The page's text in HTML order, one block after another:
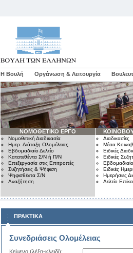
Η Βουλή Οργάνωση & Λειτουργία
ΝΟΜΟΘΕΤΙΚΟ ΕΡΓΟ
Νομοθετική Διαδικασία
Ημερ. Διάταξη Ολομέλειας
Εβδομαδιαίο Δελτίο
Κατατεθέντα Σ/Ν ή Π/Ν
Επεξεργασία στις Επιτροπές
Συζητήσεις & Ψήφιση
Ψηφισθέντα Σ/Ν
Αναζήτηση
Διαδικασίες
Μέσα
Ειδικές
Ειδικές
Εβδομαδιαίο
Ειδικές
Ημερήσιες
Δελτίο
ΠΡΑΚΤΙΚΑ
Συνεδριάσεις Ολομέλειας
Κείμενο (λέξη-κλειδί):